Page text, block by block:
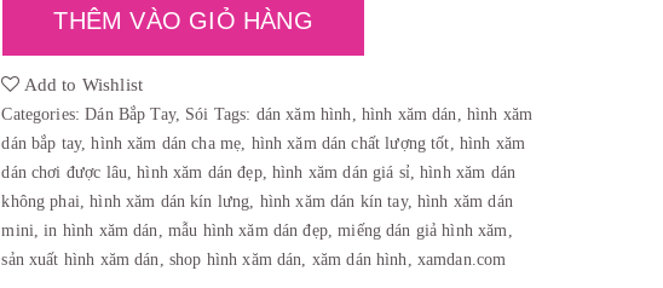
THÊM VÀO GIỎ HÀNG
Add to Wishlist
Categories:Dán Bắp Tay, Sói Tags: dán xăm hình hình xăm dán
hình xăm
dán bắp tay,hình xăm dán cha mẹ hình xăm dán chất lượng tốt hình xăm
dán chơi được lâu ,hình xăm dán đẹp, hình xăm dán giá sỉ ,hình xăm dán
không phai ,hình xăm dán kín lưng hình xăm dán kín tay,hình xăm dán
mini ,in hình xăm dán mẫu hình xăm dán đẹp,miếng dán giả hình xăm
sản xuất hình xăm dán
shop hình xăm dán xăm dán hình xamdan.com